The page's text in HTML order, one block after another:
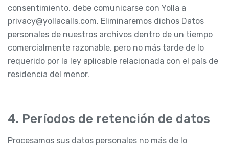
consentimiento, debe comunicarse con Yolla a
privacy@yollacalls.com. Eliminaremos dichos Datos
personales de nuestros archivos dentro de un tiempo
comercialmente razonable, pero no más tarde de lo
requerido por la ley aplicable relacionada con el país de
residencia del menor.
4. Períodos de retención de datos
Procesamos sus datos personales no más de lo